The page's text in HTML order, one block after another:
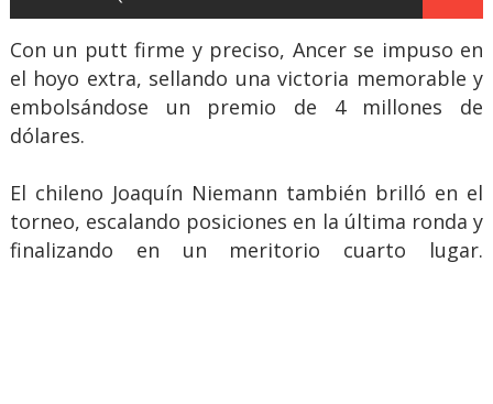
Con un putt firme y preciso, Ancer se impuso en
el hoyo extra, sellando una victoria memorable y
embolsándose un premio de 4 millones de
dólares.
El chileno Joaquín Niemann también brilló en el
torneo, escalando posiciones en la última ronda y
finalizando en un meritorio cuarto lugar.